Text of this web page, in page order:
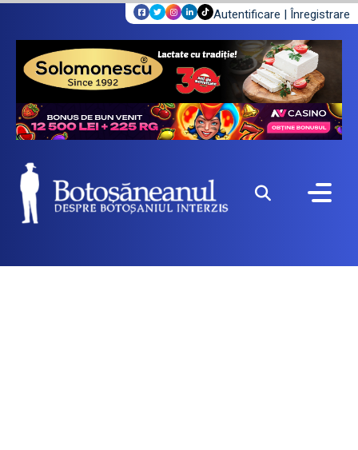
Autentificare | Înregistrare